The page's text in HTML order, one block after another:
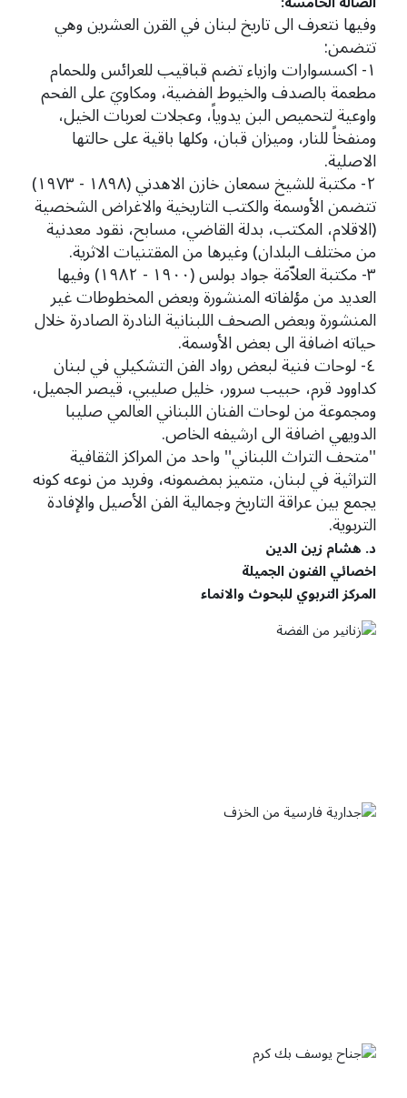
وفيها نتعرف الى تاريخ لبنان في القرن العشرين وهي
تتضمن:
١- اكسسوارات وازياء تضم قباقيب للعرائس وللحمام
مطعمة بالصدف والخيوط الفضية، ومكاويَ على الفحم
واوعية لتحميص البن يدوياً، وعجلات لعربات الخيل،
ومنفخاً للنار، وميزان قبان، وكلها باقية على حالتها
الاصلية.
٢- مكتبة للشيخ سمعان خازن الاهدني (١٨٩٨ - ١٩٧٣)
تتضمن الأوسمة والكتب التاريخية والاغراض الشخصية
(الاقلام، المكتب، بدلة القاضي، مسابح، نقود معدنية
من مختلف البلدان) وغيرها من المقتنيات الاثرية.
٣- مكتبة العلاّمَة جواد بولس (١٩٠٠ - ١٩٨٢) وفيها
العديد من مؤلفاته المنشورة وبعض المخطوطات غير
المنشورة وبعض الصحف اللبنانية النادرة الصادرة خلال
حياته اضافة الى بعض الأوسمة.
٤- لوحات فنية لبعض رواد الفن التشكيلي في لبنان
كداوود قرم، حبيب سرور، خليل صليبي، قيصر الجميل،
ومجموعة من لوحات الفنان اللبناني العالمي صليبا
الدويهي اضافة الى ارشيفه الخاص.
''متحف التراث اللبناني'' واحد من المراكز الثقافية
التراثية في لبنان، متميز بمضمونه، وفريد من نوعه كونه
يجمع بين عراقة التاريخ وجمالية الفن الأصيل والإفادة
التربوية.
د. هشام زين الدين
اخصائي الفنون الجميلة
المركز التربوي للبحوث والانماء